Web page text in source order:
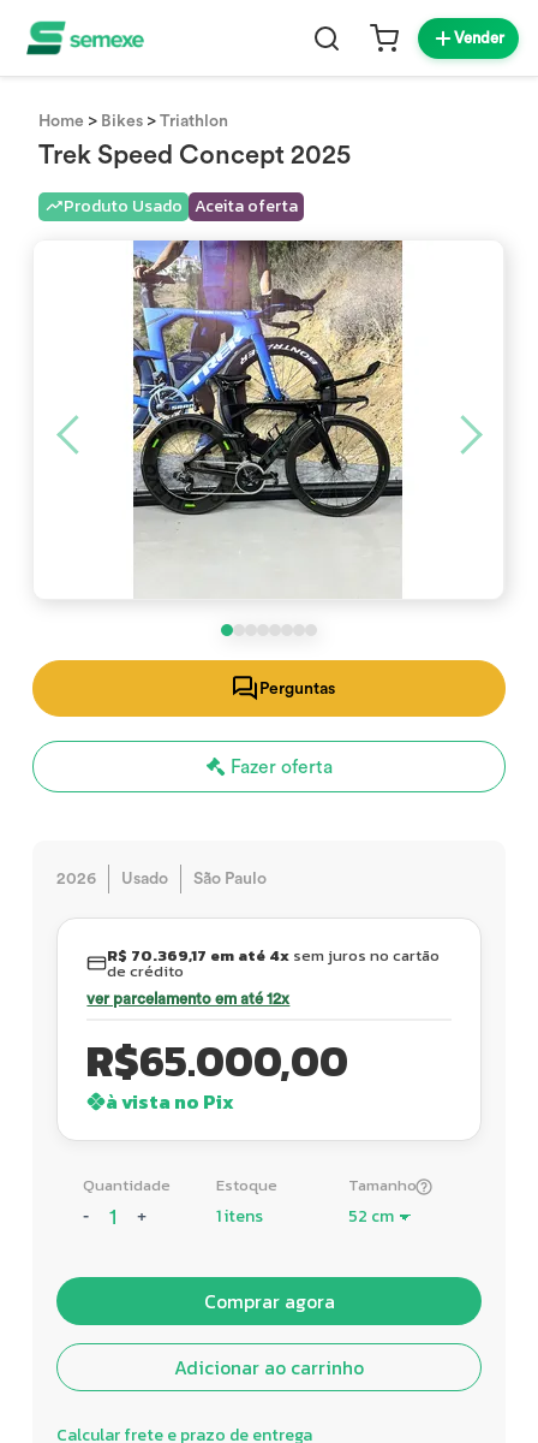
Vender
Home > Bikes >Triathlon
Trek Speed Concept 2025
Produto Usado Aceita oferta
Perguntas
Fazer oferta
2026 Usado São Paulo
R$ 70.369,17 em até 4x sem juros no cartão
de crédito
ver parcelamento em até 12x
R$65.000,00
à vista no Pix
Quantidade
- +
Estoque
1 itens
Tamanho
Comprar agora
Adicionar ao carrinho
Calcular frete e prazo de entrega